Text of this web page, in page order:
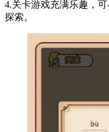
4.关卡游戏充满乐趣，
探索。